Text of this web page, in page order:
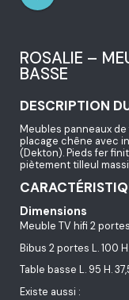
ROSALIE –
BASSE
DESCRIPTION
Meubles panneaux
placage chêne avec
(Dekton). Pieds fer
piètement tilleul
Dimensions
Meuble TV hifi 2 portes
Bibus 2 portes L. 100 H.
Table basse L. 95 H.
Existe aussi :